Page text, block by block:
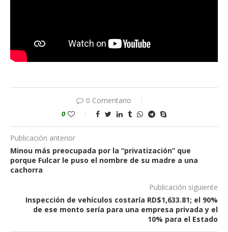
0 Comentario
0
Publicación anterior
Minou más preocupada por la “privatización” que
porque Fulcar le puso el nombre de su madre a una
cachorra
Publicación siguiente
Inspección de vehículos costaría RD$1,633.81; el 90%
de ese monto sería para una empresa privada y el
10% para el Estado